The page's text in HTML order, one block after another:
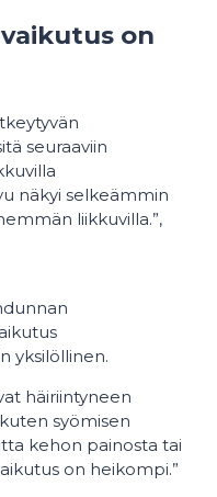
on
seuraaviin
näkyi selkeämmin
liikkuvilla.”,
yksilöllinen.
häiriintyneen
syömisen
kehon painosta tai
on heikompi.”